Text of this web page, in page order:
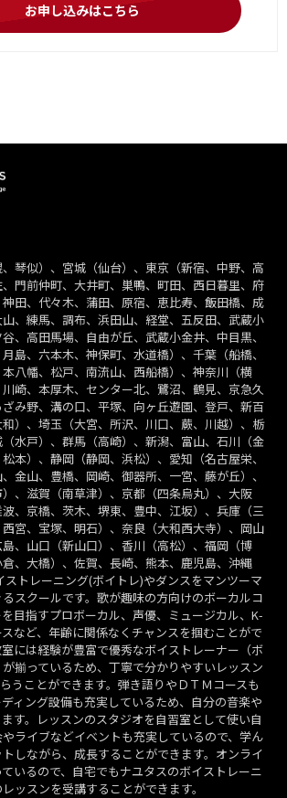
お申し込みはこちら
琴似）、宮城（仙台）、東京（新宿、中野、高
門前仲町、大井町、巣鴨、町田、西日暮里、府
田、代々木、蒲田、原宿、恵比寿、飯田橋、成
、練馬、調布、浜田山、経堂、五反田、武蔵小
、高田馬場、自由が丘、武蔵小金井、中目黒、
島、六本木、神保町、水道橋）、千葉（船橋、
八幡、松戸、南流山、西船橋）、神奈川（横
崎、本厚木、センター北、鷺沼、鶴見、京急久
み野、溝の口、平塚、向ヶ丘遊園、登戸、新百
）、埼玉（大宮、所沢、川口、蕨、川越）、栃
水戸）、群馬（高崎）、新潟、富山、石川（金
本）、静岡（静岡、浜松）、愛知（名古屋栄、
金山、豊橋、岡崎、御器所、一宮、藤が丘）、
、滋賀（南草津）、京都（四条烏丸）、大阪
波、京橋、茨木、堺東、豊中、江坂）、兵庫（三
宮、宝塚、明石）、奈良（大和西大寺）、岡山
島、山口（新山口）、香川（高松）、福岡（博
、大橋）、佐賀、長崎、熊本、鹿児島、沖縄
ストレーニング(ボイトレ)やダンスをマンツーマ
スクールです。歌が趣味の方向けのボーカルコ
目指すプロボーカル、声優、ミュージカル、K-
など、年齢に関係なくチャンスを掴むことがで
には経験が豊富で優秀なボイストレーナー（ボ
揃っているため、丁寧で分かりやすいレッスン
うことができます。弾き語りやＤＴＭコースも
ィング設備も充実しているため、自分の音楽や
す。レッスンのスタジオを自習室として使い自
ライブなどイベントも充実しているので、学ん
しながら、成長することができます。オンライ
いるので、自宅でもナユタスのボイストレーニ
ッスンを受講することができます。